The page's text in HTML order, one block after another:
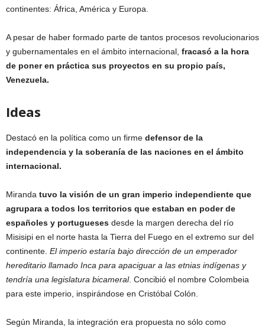
continentes: África, América y Europa.
A pesar de haber formado parte de tantos procesos revolucionarios
y gubernamentales en el ámbito internacional, fracasó a la hora
de poner en práctica sus proyectos en su propio país,
Venezuela.
Ideas
Destacó en la política como un firme defensor de la
independencia y la soberanía de las naciones en el ámbito
internacional.
Miranda tuvo la visión de un gran imperio independiente que
agrupara a todos los territorios que estaban en poder de
españoles y portugueses desde la margen derecha del río
Misisipi en el norte hasta la Tierra del Fuego en el extremo sur del
continente. El imperio estaría bajo dirección de un emperador
hereditario llamado Inca para apaciguar a las etnias indígenas y
tendría una legislatura bicameral. Concibió el nombre Colombeia
para este imperio, inspirándose en Cristóbal Colón.
Según Miranda, la integración era propuesta no sólo como